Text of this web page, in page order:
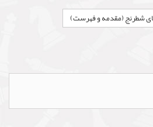
شطرنج (مقدمه و فهرست)